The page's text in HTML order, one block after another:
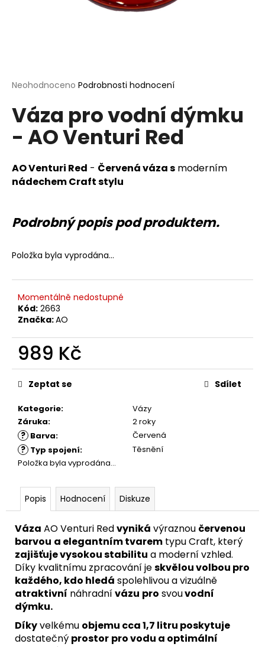
Průměrné
produktu
je
z
hvězdiček.
Neohodnoceno Podrobnosti hodnocení
Váza pro vodní dýmku
- AO Venturi Red
AO Venturi Red - Červená váza s moderním
nádechem Craft stylu
Podrobný popis pod produktem.
Položka byla vyprodána…
Momentálně nedostupné
Kód: 2663
Značka:AO
989 Kč
Měrná
cena:
Kategorie:
Vázy
Záruka: 2 roky
? Barva: Červená
? Typ spojení:
Těsnění
Položka byla vyprodána…
Zeptat se Sdílet
Popis Hodnocení Diskuze
Váza AO Venturi Redvyniká výraznou červenou
barvou a elegantním tvarem typu Craft, který
zajišťuje vysokou stabilitu a moderní vzhled.
Díky kvalitnímu zpracování jeskvělou volbou pro
každého, kdo hledá spolehlivou a vizuálně
atraktivní náhradnívázu pro svouvodní
dýmku.
Díkyvelkému objemu cca 1,7 litru poskytuje
dostatečný prostor pro vodu a optimální
HLEDAT
D
p
o
u
u
e
m